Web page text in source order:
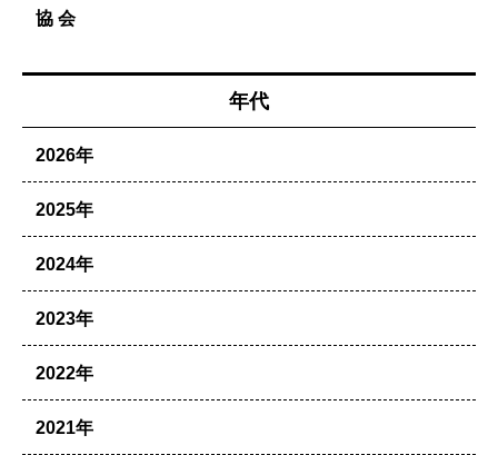
協 会
年代
2026年
2025年
2024年
2023年
2022年
2021年